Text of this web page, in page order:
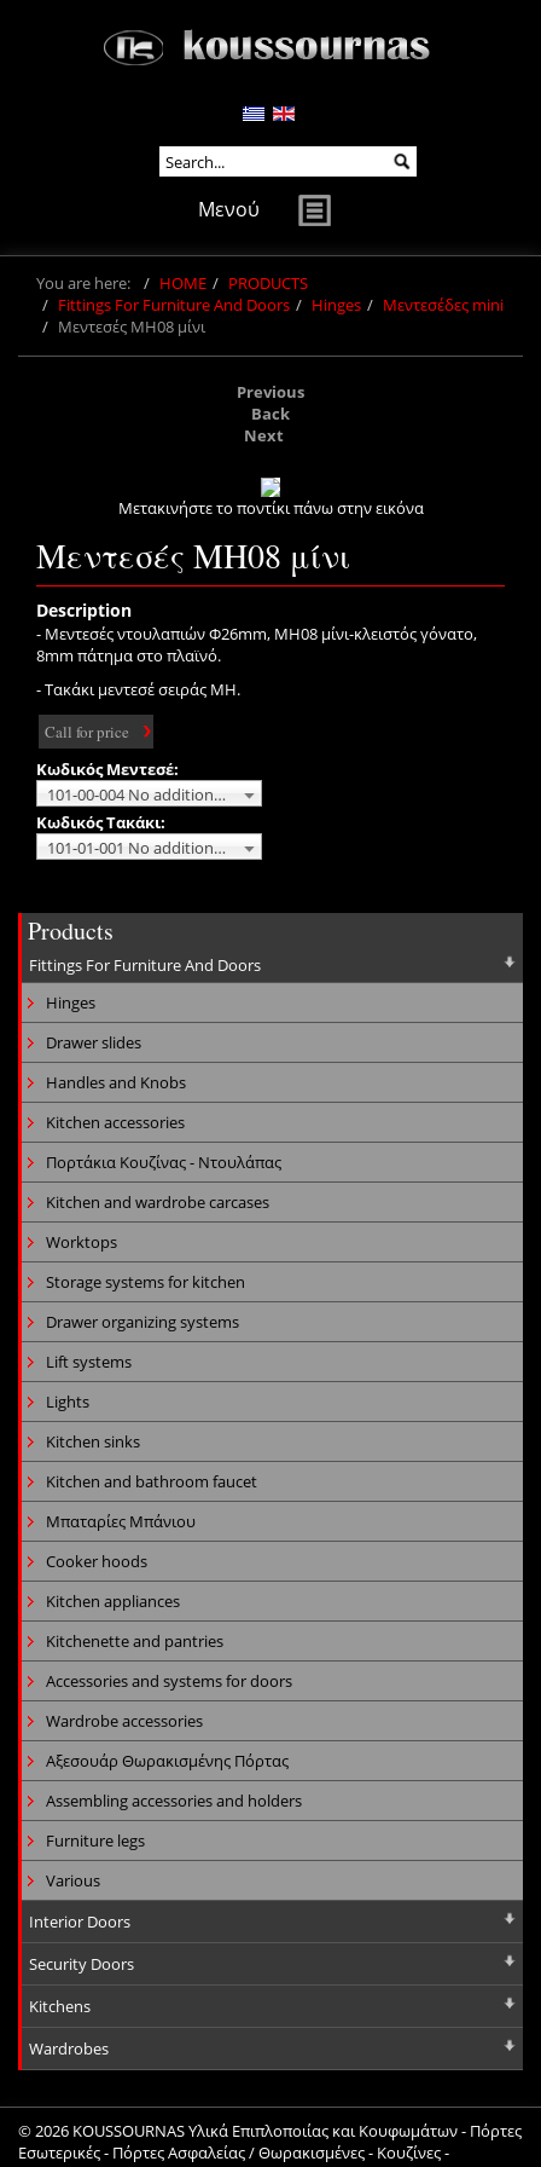
Μενού
You are here: HOME
PRODUCTS
Fittings For Furniture And Doors
Hinges
Μεντεσέδες mini
Μεντεσές MH08 μίνι
Previous
Back
Next
Μετακινήστε το ποντίκι πάνω στην εικόνα
Μεντεσές MH08 μίνι
Description
- Μεντεσές ντουλαπιών Φ26mm, ΜH08 μίνι-κλειστός γόνατο,
8mm πάτημα στο πλαϊνό.
- Τακάκι μεντεσέ σειράς ΜΗ.
Call for price
Κωδικός Μεντεσέ:
101-00-004 No additional charge
Κωδικός Τακάκι:
101-01-001 No additional charge
Products
Fittings For Furniture And Doors
Hinges
Drawer slides
Handles and Knobs
Kitchen accessories
Πορτάκια Κουζίνας - Ντουλάπας
Kitchen and wardrobe carcases
Worktops
Storage systems for kitchen
Drawer organizing systems
Lift systems
Lights
Kitchen sinks
Kitchen and bathroom faucet
Μπαταρίες Μπάνιου
Cooker hoods
Kitchen appliances
Kitchenette and pantries
Accessories and systems for doors
Wardrobe accessories
Αξεσουάρ Θωρακισμένης Πόρτας
Assembling accessories and holders
Furniture legs
Various
Interior Doors
Security Doors
Kitchens
Wardrobes
© 2026 KOUSSOURNAS Υλικά Επιπλοποιίας και Κουφωμάτων - Πόρτες
Εσωτερικές - Πόρτες Ασφαλείας / Θωρακισμένες - Κουζίνες -